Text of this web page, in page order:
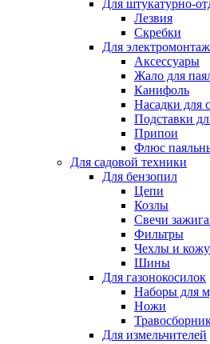
Для штукатурно-
Лезвия
Скребки
Для
Аксессуары
Жало для
Канифоль
Насадки для
Подставки
Припои
Флюс
Для садовой техники
Для бензопил
Цепи
Козлы
Свечи
Фильтры
Чехлы и
Шины
Для газонокосилок
Наборы для
Ножи
Для измельчителей